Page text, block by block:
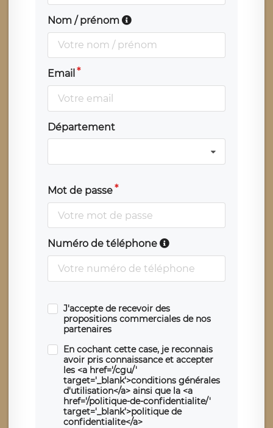
Nom / prénom
Email
Département
Mot de passe
Numéro de téléphone
J'accepte de recevoir des
propositions commerciales de nos
partenaires
En cochant cette case, je reconnais
avoir pris connaissance et accepter
les <a href='/cgu/'
target='_blank'>conditions générales
d'utilisation</a> ainsi que la <a
href='/politique-de-confidentialite/'
target='_blank'>politique de
confidentialite</a>